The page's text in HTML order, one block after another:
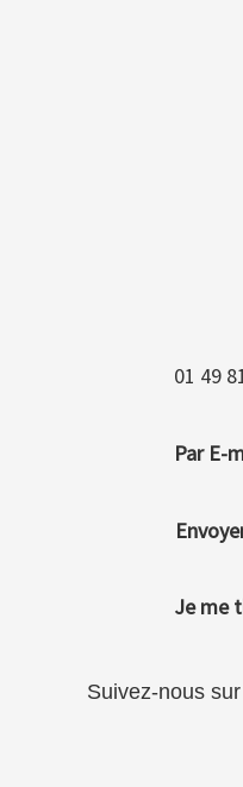
01 49
Par
Je me
Suivez-nous